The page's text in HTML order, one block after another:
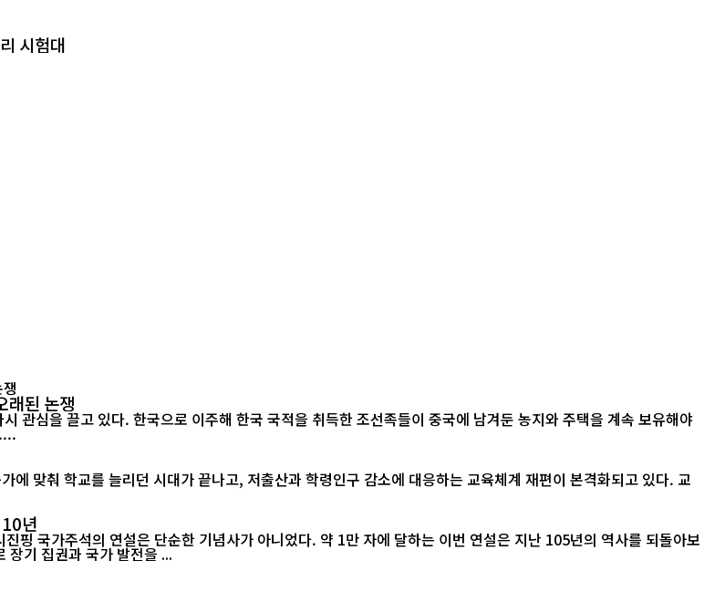
시험대
된 논쟁
관심을 끌고 있다. 한국으로 이주해 한국 국적을 취득한 조선족들이 중국에 남겨둔 농지와 주택을 계속 보유해야
맞춰 학교를 늘리던 시대가 끝나고, 저출산과 학령인구 감소에 대응하는 교육체계 재편이 본격화되고 있다. 교
년
국가주석의 연설은 단순한 기념사가 아니었다. 약 1만 자에 달하는 이번 연설은 지난 105년의 역사를 되돌아보
장기 집권과 국가 발전을 ...